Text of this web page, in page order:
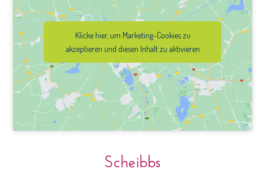
Klicke hier, um Marketing-Cookies zu
akzeptieren und diesen Inhalt zu aktivieren
Scheibbs